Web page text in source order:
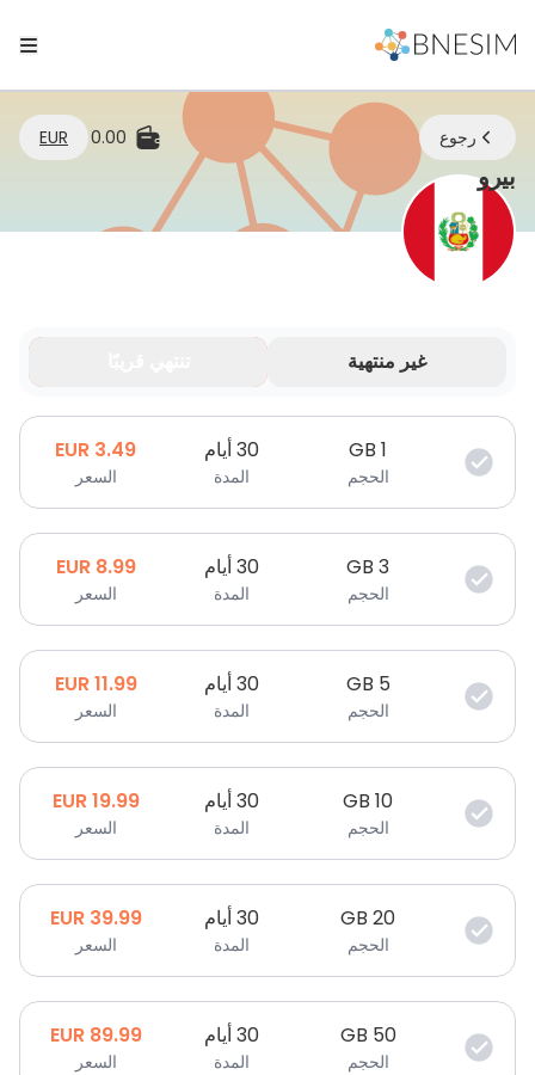
رجوع 0.00
EUR
بيروeSIM | ابقَ متصلاً أينما كنت
غير منتهية
بياناتك صالحة لفترة محدودة.
1
GB
الحجم
30 أيام
المدة
3.49
EUR
السعر
3
GB
الحجم
30 أيام
المدة
8.99
EUR
السعر
5
GB
الحجم
30 أيام
المدة
11.99
EUR
السعر
10
GB
الحجم
30 أيام
المدة
19.99
EUR
السعر
20
GB
الحجم
30 أيام
المدة
39.99
EUR
السعر
50
GB
الحجم
30 أيام
المدة
89.99
EUR
السعر